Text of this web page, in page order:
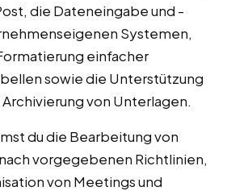
die Dateneingabe und -
Systemen,
einfacher
sowie die Unterstützung
von Unterlagen.
du die Bearbeitung von
vorgegebenen Richtlinien,
von Meetings und